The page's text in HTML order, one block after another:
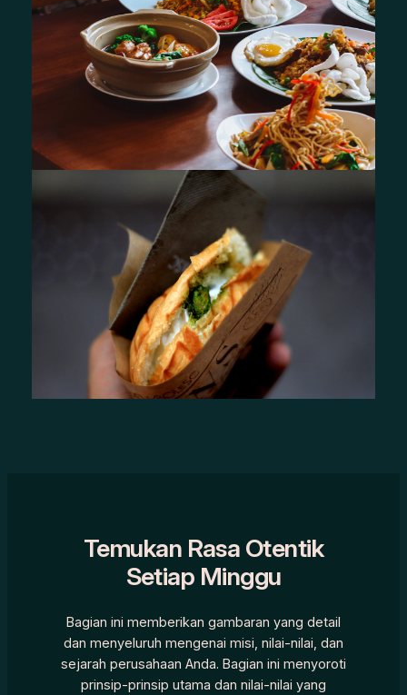
Temukan Rasa Otentik
Setiap Minggu
Bagian ini memberikan gambaran yang detail
dan menyeluruh mengenai misi, nilai-nilai, dan
sejarah perusahaan Anda. Bagian ini menyoroti
prinsip-prinsip utama dan nilai-nilai yang